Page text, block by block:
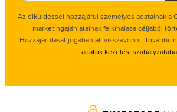
Az elküldéssel hozzájárul személyes adatainak a
marketingajánlatainak felkínálasa céljából
Hozzájárulását jogában áll visszavonni. További
adatok kezelési